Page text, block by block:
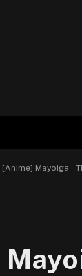
[Anime] Mayoiga –